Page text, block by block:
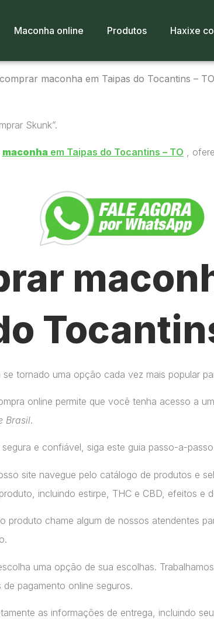
Maconha online Produtos Haxixe
comprar maconha em Taipas do Tocantins – TO
Skunk”.
maconha em Taipas do Tocantins – TO ,
se tornado uma opção cada vez mais popular
online permite que você tenha acesso a
Brasil.
e confiável, siga este guia passo-a-passo
site navegue pelo catálogo de produtos e
incluindo estirpe, THC e CBD, efeitos e
produto chame algum de nossos atendentes
uma opção de sua escolhas.
pagamento online seguros.
as informações de entrega, incluindo